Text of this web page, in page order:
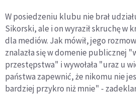
W posiedzeniu klubu nie brał
Sikorski, ale i on wyraził skruchę w
dla mediów. Jak mówił, jego
znalazła się w domenie publicznej
przestępstwa" i wywołała "uraz u
państwa zapewnić, że nikomu nie
bardziej przykro niż mnie" -